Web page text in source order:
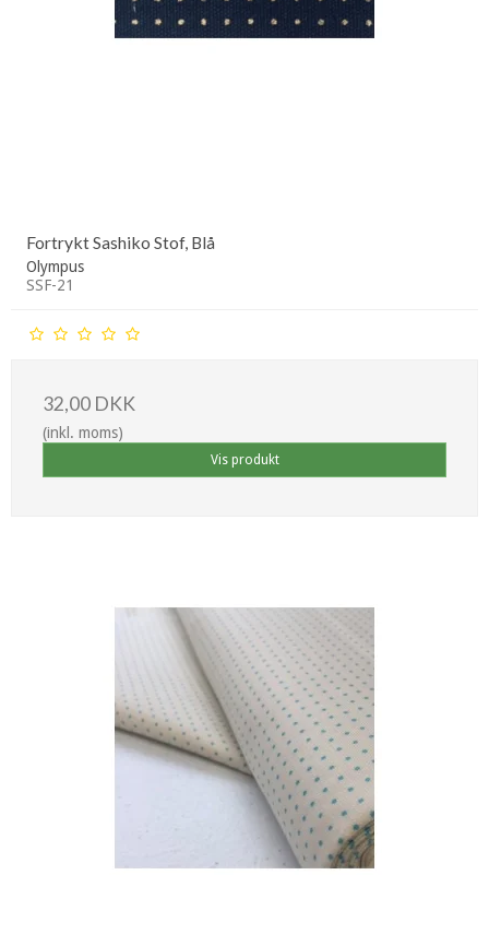
Fortrykt Sashiko Stof, Blå
Olympus
SSF-21
32,00 DKK
(inkl. moms)
Vis produkt